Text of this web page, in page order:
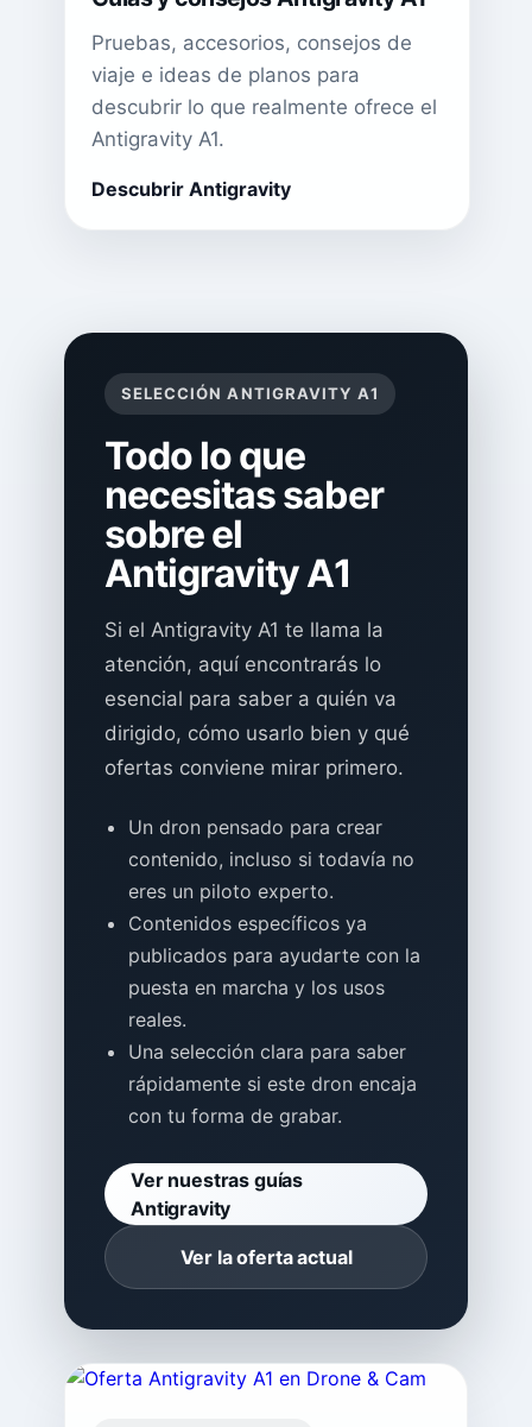
Pruebas, accesorios, consejos de
viaje e ideas de planos para
descubrir lo que realmente ofrece el
Antigravity A1.
Descubrir Antigravity
SELECCIÓN ANTIGRAVITY A1
Todo lo que
necesitas saber
sobre el
Antigravity A1
Si el Antigravity A1 te llama la
atención, aquí encontrarás lo
esencial para saber a quién va
dirigido, cómo usarlo bien y qué
ofertas conviene mirar primero.
Un dron pensado para crear
contenido, incluso si todavía no
eres un piloto experto.
Contenidos específicos ya
publicados para ayudarte con la
puesta en marcha y los usos
reales.
Una selección clara para saber
rápidamente si este dron encaja
con tu forma de grabar.
Ver nuestras guías
Antigravity
Ver la oferta actual